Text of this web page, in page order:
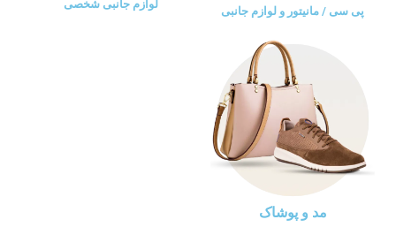
پی سی / مانیتور و لوازم جانبی
لوازم جانبی شخصی
مد و پوشاک